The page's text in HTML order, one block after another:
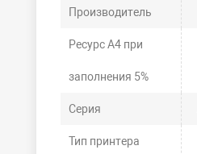
Производитель
Ресурс А4 при
заполнения 5%
Серия
Тип принтера